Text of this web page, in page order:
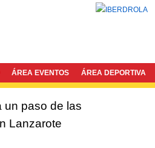
ÁREA EVENTOS ÁREA DEPORTIVA